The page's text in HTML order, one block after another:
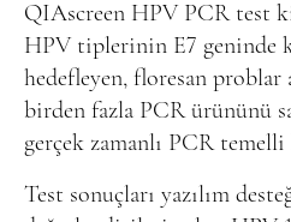
QIAscreen HPV PCR test
HPV tiplerinin E7 geninde
hedefleyen, floresan problar
birden fazla PCR ürününü
gerçek zamanlı PCR
Test sonuçları yazılım